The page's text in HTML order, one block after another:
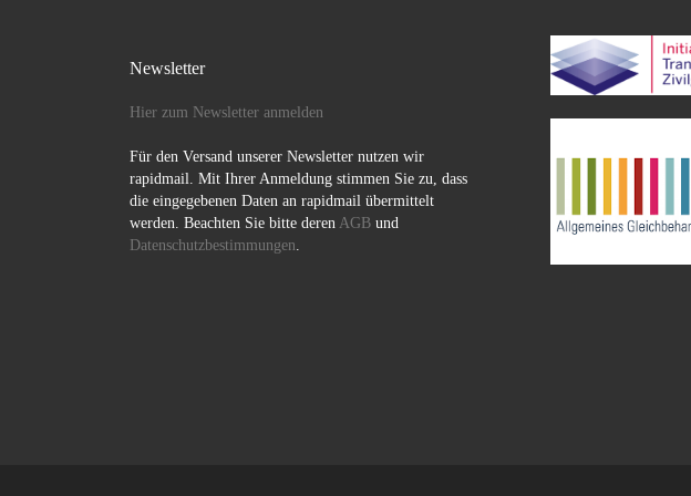
Newsletter
Hier zum Newsletter anmelden
Für den Versand unserer Newsletter nutzen wir
rapidmail. Mit Ihrer Anmeldung stimmen Sie zu, dass
die eingegebenen Daten an rapidmail übermittelt
werden. Beachten Sie bitte deren AGB und
Datenschutzbestimmungen.